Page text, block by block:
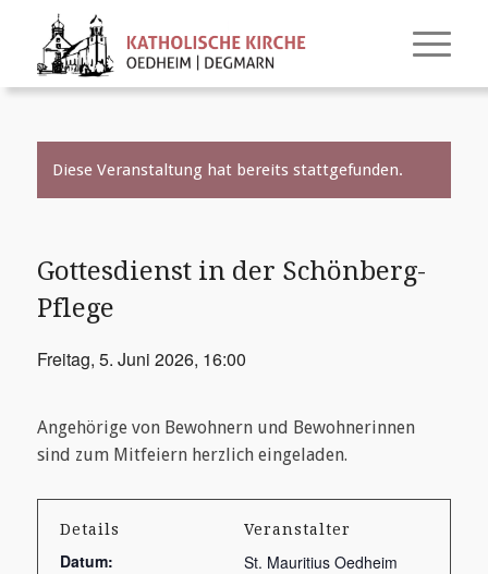
Diese Veranstaltung hat bereits stattgefunden.
Gottesdienst in der Schönberg-
Pflege
Freitag, 5. Juni 2026, 16:00
Angehörige von Bewohnern und Bewohnerinnen
sind zum Mitfeiern herzlich eingeladen.
Details
Datum:
Veranstalter
St. Mauritius Oedheim